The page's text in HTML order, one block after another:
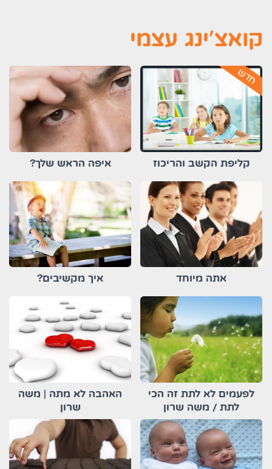
קואצ'ינג עצמי
חדש
קליפת הקשב והריכוז איפה הראש שלך?
אתה מיוחד איך מקשיבים?
לפעמים לא לתת זה הכי
לתת / משה שרון
האהבה לא מתה | משה
שרון